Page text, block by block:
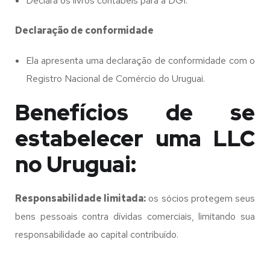
Declaração de conformidade
Ela apresenta uma declaração de conformidade com o
Registro Nacional de Comércio do Uruguai.
Benefícios de se
estabelecer uma LLC
no Uruguai:
Responsabilidade limitada: os sócios protegem seus
bens pessoais contra dívidas comerciais, limitando sua
responsabilidade ao capital contribuído.